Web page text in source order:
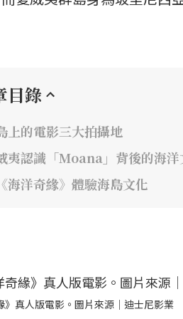
目錄
上的電影三大拍攝地
夷認識「Moana」背後的海洋
海洋奇緣》體驗海島文化
》真人版電影。圖片來源｜迪士尼影業